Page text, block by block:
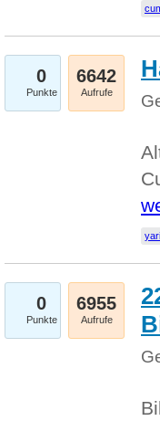
0
Punkte
6642
Aufrufe
0
Punkte
6955
Aufrufe